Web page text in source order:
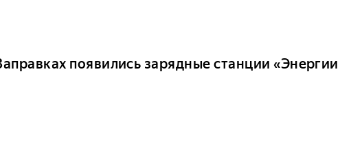
появились зарядные станции «Энергии